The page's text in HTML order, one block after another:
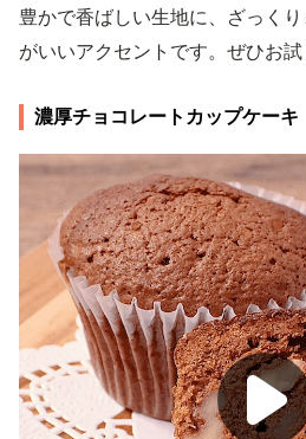
豊かで香ばしい生地に、ざっく
がいいアクセントです。ぜひお試
濃厚チョコレートカップケーキ